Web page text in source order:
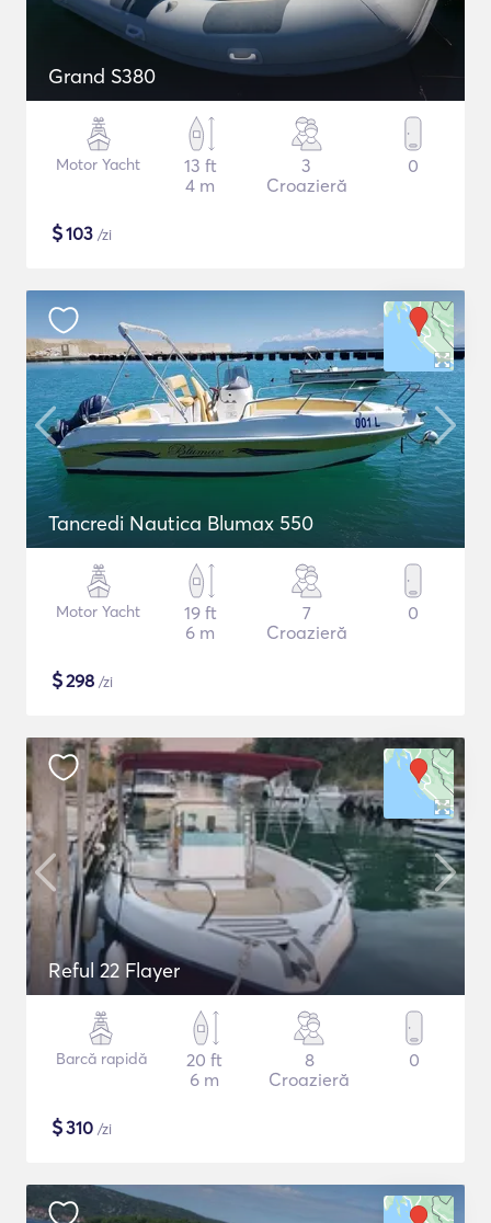
Grand S380
Motor Yacht
13 ft
4 m
3
Croazieră
0
$103 /zi
Tancredi Nautica Blumax 550
Motor Yacht
19 ft
6 m
7
Croazieră
0
$298 /zi
Reful 22 Flayer
Barcă rapidă
20 ft
6 m
8
Croazieră
0
$310 /zi